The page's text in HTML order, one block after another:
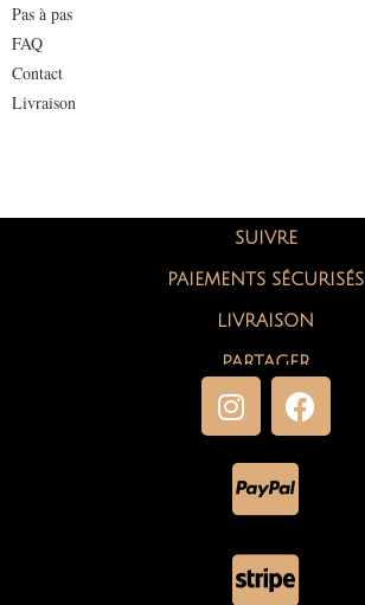
Pas à pas
FAQ
Contact
Livraison
SUIVRE
PAIEMENTS SÉCURISÉS
LIVRAISON
PARTAGER